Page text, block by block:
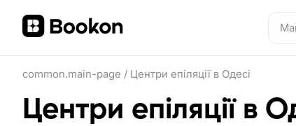
common.main-page / Центри епіляції в Одесі
Центри епіляції в